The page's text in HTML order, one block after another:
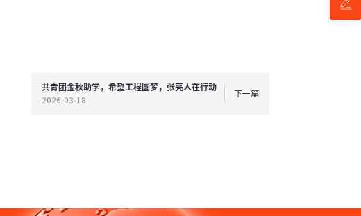
下一篇
共青团金秋助学，希望工程圆梦，张亮人在行动
2026-03-18